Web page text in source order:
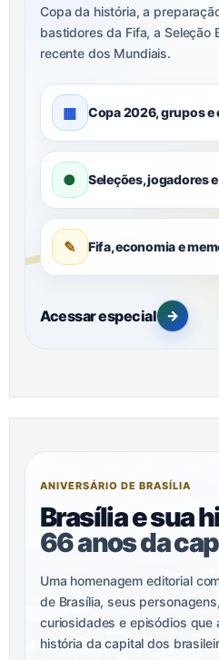
Copa da história, a
bastidores da Fifa, a Seleção
recente dos Mundiais.
▦ Copa 2026, grupos e
● Seleções, jogadores
✎ Fifa, economia e
Acessar especial →
ANIVERSÁRIO DE BRASÍLIA
Brasília e sua
66 anos da
Uma homenagem editorial
de Brasília, seus
curiosidades e episódios que
história da capital dos